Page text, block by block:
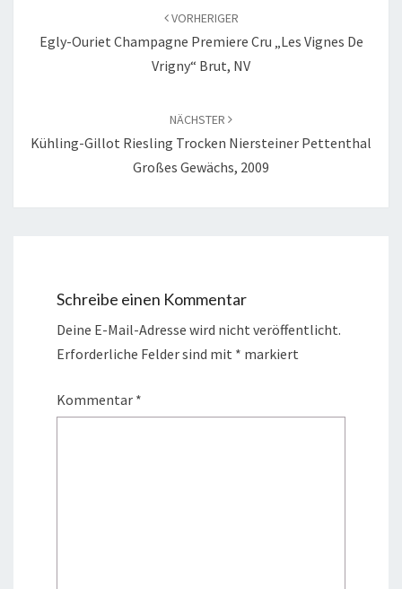
VORHERIGER
Egly-Ouriet Champagne Premiere Cru „Les Vignes De
Vrigny“ Brut, NV
NÄCHSTER
Kühling-Gillot Riesling Trocken Niersteiner Pettenthal
Großes Gewächs, 2009
Schreibe einen Kommentar
Deine E-Mail-Adresse wird nicht veröffentlicht.
Erforderliche Felder sind mit * markiert
Kommentar *